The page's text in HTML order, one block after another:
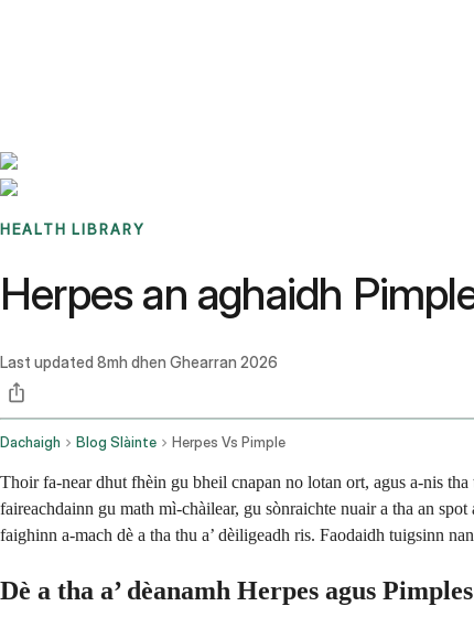
HEALTH LIBRARY
Herpes an aghaidh
Last updated 8mh dhen Ghearran 2026
Dachaigh Blog Slàinte Herpes Vs Pimple
Thoir fa-near dhut fhèin gu bheil cnapan no lotan ort, agus a-nis
faireachdainn gu math mì-chàilear, gu sònraichte nuair a tha an
faighinn a-mach dè a tha thu a’ dèiligeadh ris. Faodaidh tuigsinn
Dè a tha a’ dèanamh Herpes agus